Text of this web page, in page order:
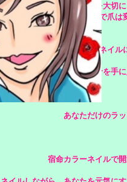
あなたの爪を大切
丁寧なケアで爪は
巻き爪・トラブルネイル
今年こそ、幸せを手
あなただけのラ
宿命カラーネイルで開